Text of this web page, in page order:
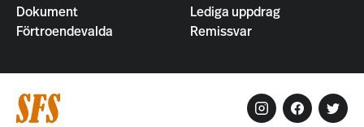
Dokument
Förtroendevalda
Lediga uppdrag
Remissvar